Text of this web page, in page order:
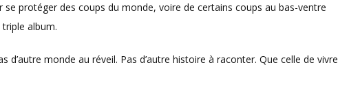
protéger des coups du monde, voire de certains coups au bas-ventre
album.
d’autre monde au réveil. Pas d’autre histoire à raconter. Que celle de vivre